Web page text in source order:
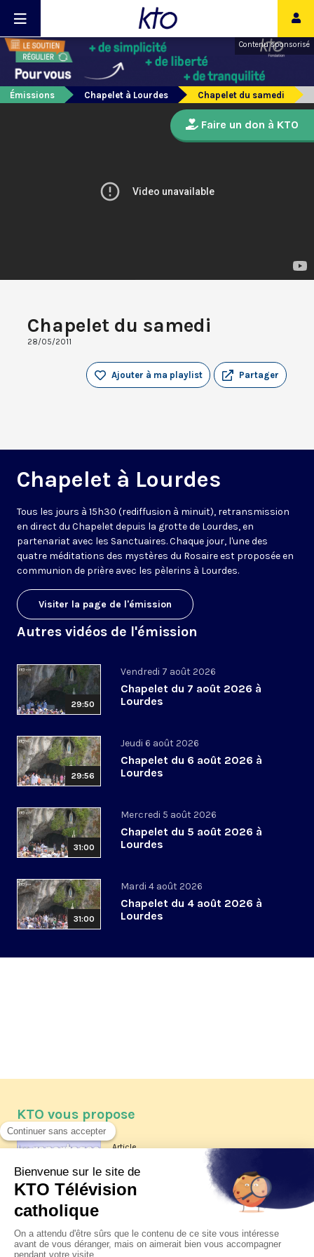
Contenu sponsorisé
Émissions Chapelet à Lourdes Chapelet du samedi
Chapelet du samedi
28/05/2011
Partager
Ajouter à ma playlist
Chapelet à Lourdes
Tous les jours à 15h30 (rediffusion à minuit), retransmission
en direct du Chapelet depuis la grotte de Lourdes, en
partenariat avec les Sanctuaires. Chaque jour, l'une des
quatre méditations des mystères du Rosaire est proposée en
communion de prière avec les pèlerins à Lourdes.
Visiter la page de l'émission
Autres vidéos de l'émission
29:50
Vendredi 7 août 2026
Chapelet du 7 août 2026 à
Lourdes
29:56
Jeudi 6 août 2026
Chapelet du 6 août 2026 à
Lourdes
31:00
Mercredi 5 août 2026
Chapelet du 5 août 2026 à
Lourdes
31:00
Mardi 4 août 2026
Chapelet du 4 août 2026 à
Lourdes
Faire un don à KTO
KTO vous propose
Article
Les reportages d'été 2026 de KTO
La visite pastorale du pape Léon
XIV à Assise à suivre sur KTO le
jeudi 6 août